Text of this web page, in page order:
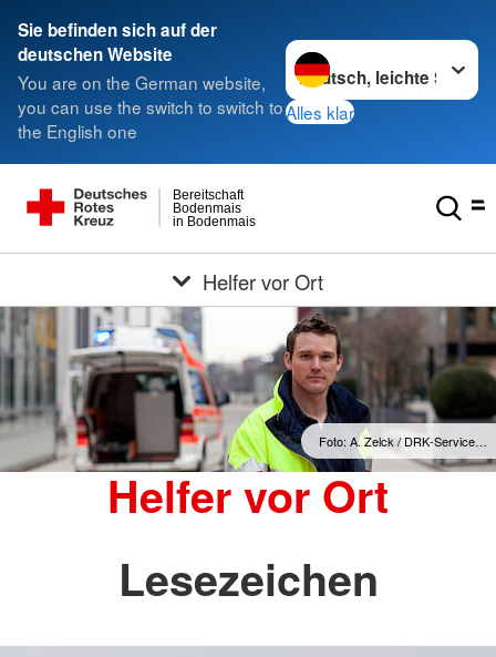
Sie befinden sich auf der
deutschen Website
You are on the German website,
you can use the switch to switch to
the English one
Sprache wechseln zu
Alles klar
in Bodenmais
Bodenmais
Bereitschaft
Helfer vor Ort
Foto: A. Zelck / DRK-Service…
Helfer vor Ort
Lesezeichen